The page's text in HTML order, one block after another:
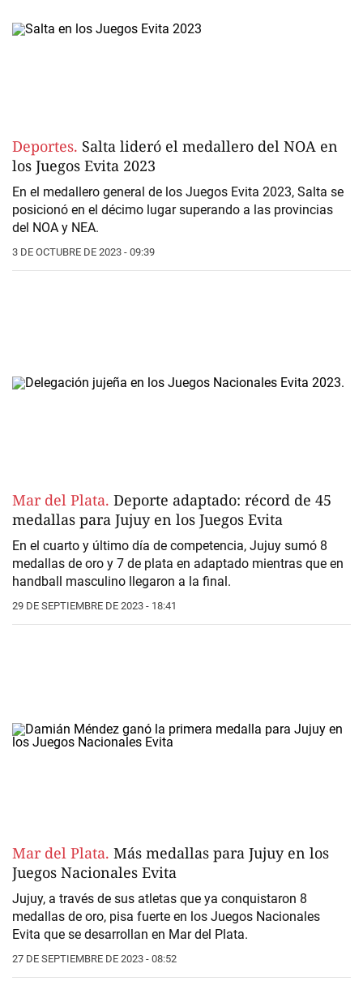
Deportes. Salta lideró el medallero del NOA en
los Juegos Evita 2023
En el medallero general de los Juegos Evita 2023, Salta se
posicionó en el décimo lugar superando a las provincias
del NOA y NEA.
3 DE OCTUBRE DE 2023 - 09:39
Mar del Plata. Deporte adaptado: récord de 45
medallas para Jujuy en los Juegos Evita
En el cuarto y último día de competencia, Jujuy sumó 8
medallas de oro y 7 de plata en adaptado mientras que en
handball masculino llegaron a la final.
29 DE SEPTIEMBRE DE 2023 - 18:41
Mar del Plata. Más medallas para Jujuy en los
Juegos Nacionales Evita
Jujuy, a través de sus atletas que ya conquistaron 8
medallas de oro, pisa fuerte en los Juegos Nacionales
Evita que se desarrollan en Mar del Plata.
27 DE SEPTIEMBRE DE 2023 - 08:52